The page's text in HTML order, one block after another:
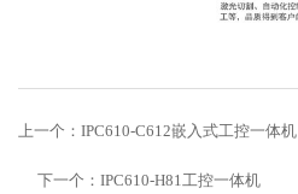
上一个： IPC610-C612嵌入式工控一体机
下一个： IPC610-H81工控一体机